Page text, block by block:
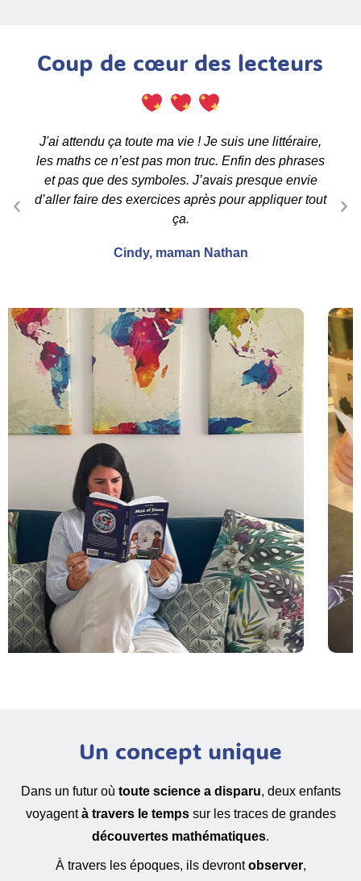
Coup de cœur des lecteurs
J'ai attendu ça toute ma vie ! Je suis une littéraire,
les maths ce n’est pas mon truc. Enfin des phrases
et pas que des symboles. J’avais presque envie
d’aller faire des exercices après pour appliquer tout
ça.
Cindy, maman Nathan
Un concept unique
Dans un futur où toute science a disparu, deux enfants
voyagentà travers le tempssur les traces de grandes
découvertes mathématiques.
À travers les époques, ils devrontobserver,